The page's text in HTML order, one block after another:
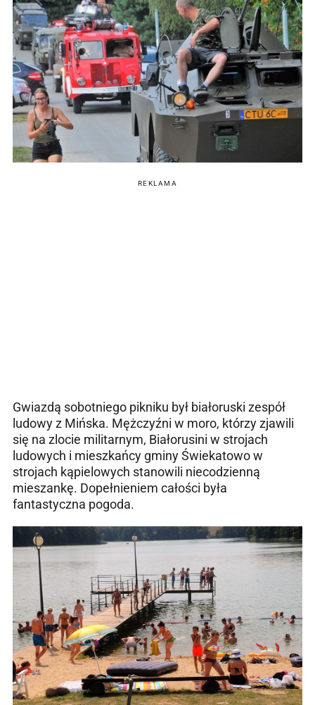
REKLAMA
Gwiazdą sobotniego pikniku był białoruski zespół
ludowy z Mińska. Mężczyźni w moro, którzy zjawili
się na zlocie militarnym, Białorusini w strojach
ludowych i mieszkańcy gminy Świekatowo w
strojach kąpielowych stanowili niecodzienną
mieszankę. Dopełnieniem całości była
fantastyczna pogoda.